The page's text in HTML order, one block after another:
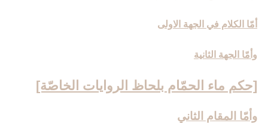
أمّا الكلام في الجهة الاولى‏
وأمّا الجهة الثانية
[حكم ماء الحمّام بلحاظ الروايات الخاصّة]
وأمّا المقام الثاني‏